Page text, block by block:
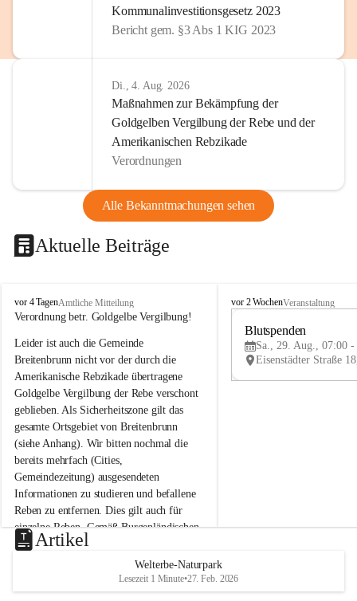
Kommunalinvestitionsgesetz 2023
Bericht gem. §3 Abs 1 KIG 2023
Di., 4. Aug. 2026
Maßnahmen zur Bekämpfung der
Goldgelben Vergilbung der Rebe und der
Amerikanischen Rebzikade
Verordnungen
Alle Bekanntmachungen sehen
Aktuelle Beiträge
B
r
i
t
e
n
b
r
u
n
n
a
m
N
e
u
s
d
vor 4 TagenAmtliche Mitteilung
Verordnung betr. Goldgelbe Vergilbung!
Leider ist auch die Gemeinde
Breitenbrunn nicht vor der durch die
Amerikanische Rebzikade übertragene
Goldgelbe Vergilbung der Rebe verschont
geblieben. Als Sicherheitszone gilt das
gesamte Ortsgebiet von Breitenbrunn
(siehe Anhang). Wir bitten nochmal die
bereits mehrfach (Cities,
Gemeindezeitung) ausgesendeten
Informationen zu studieren und befallene
Reben zu entfernen. Dies gilt auch für
einzelne Reben. Gemäß Burgenländischen
Weinbaugesetz sind nicht gepflegte oder
unzulässige Weingärten zu roden! Bitte
helfen wir zusammen um unsere Winzer
vor den prognostizierten Ernteausfällen
B
e
u
e
d
vor 2 WochenVeranstaltung
Blutspenden
Sa., 29. Aug., 07:00 -
Artikel
Welterbe-Naturpark
Lesezeit 1 Minute•27. Feb. 2026